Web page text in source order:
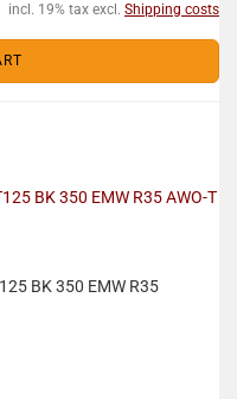
incl. 19% tax excl. Shipping costs
BK 350 EMW R35